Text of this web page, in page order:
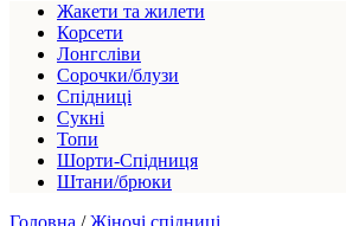
Жакети та жилети
Корсети
Лонгсліви
Сорочки/блузи
Спідниці
Сукні
Топи
Шорти-Спідниця
Штани/брюки
Головна / Жіночі спідниці